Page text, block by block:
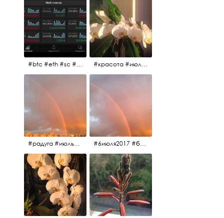
#btc #eth #sc #xrp #etc #maid #sys #naut #strat #pasc #dash #xmr #nxt #usdt #ltc#lsk #zec #str #rep #coin #markets #bitcoin #красота #июльскоеутро
#радуга #июльскоеутро #радугавовсёнебо #6июля2017 #6июля2017 #белыеночи #питерскоеутро #джулаймонинг #июльскоеутро #радугавовсёнебо #радуга #дождик